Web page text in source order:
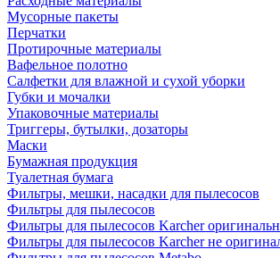
Мусорные пакеты
Перчатки
Протирочные материалы
Вафельное полотно
Салфетки для влажной и сухой уборки
Губки и мочалки
Упаковочные материалы
Триггеры, бутылки, дозаторы
Маски
Бумажная продукция
Туалетная бумага
Фильтры, мешки, насадки для пылесосов
Фильтры для пылесосов
Фильтры для пылесосов Karcher
Фильтры для пылесосов Karcher не